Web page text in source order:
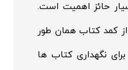
حائز اهمیت است.
کمد کتاب همان طور
نگهداری کتاب ها